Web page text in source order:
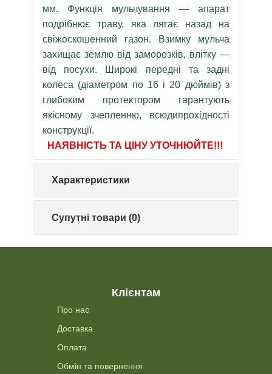
мм. Функція мульчування — апарат
подрібнює траву, яка лягає назад на
свіжоскошенний газон. Взимку мульча
захищає землю від заморозків, влітку —
від посухи. Широкі передні та задні
колеса (діаметром по 16 і 20 дюймів) з
глибоким протектором гарантують
якісному зчепленню, всюдипрохідності
конструкції.
НАЯВНІСТЬ ТА ЦІНУ УТОЧНЮЙТЕ!!!
Характеристики
Супутні товари (0)
Клієнтам
Про нас
Доставка
Оплата
Обмін та повернення